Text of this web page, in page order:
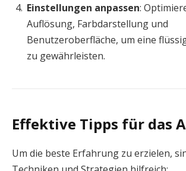
Einstellungen anpassen:
Auflösung, Farbdarstellung und
Benutzeroberfläche, um eine
zu gewährleisten.
Effektive Tipps für das
Um die beste Erfahrung zu erzielen,